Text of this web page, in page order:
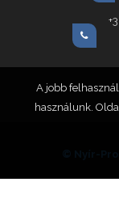
© Nyír-
A jobb
használunk.